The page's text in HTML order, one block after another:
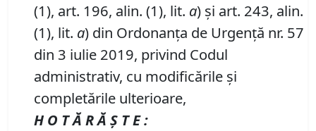
(1), art. 196, alin. (1), lit. a) și art. 243, alin.
(1), lit. a) din Ordonanța de Urgență nr. 57
din 3 iulie 2019, privind Codul
administrativ, cu modificările și
completările ulterioare,
H O T Ă R Ă Ş T E :